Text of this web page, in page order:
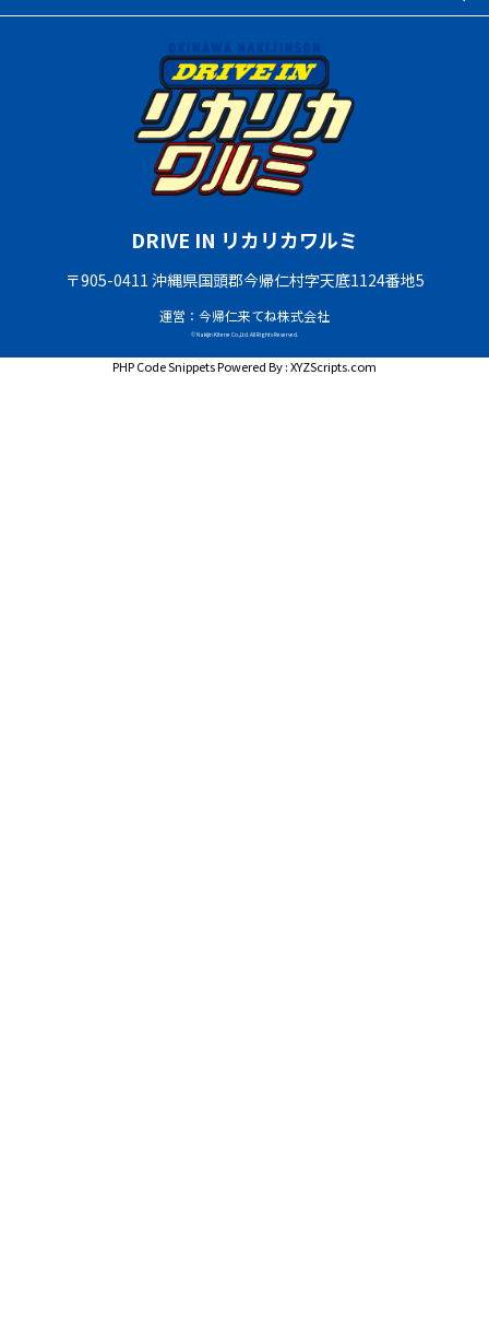
DRIVE IN リカリカワルミ
〒905-0411 沖縄県国頭郡今帰仁村字天底1124番地5
運営：今帰仁来てね株式会社
© Nakijin Kitene Co.,Ltd. All Rights Reserved.
PHP Code SnippetsPowered By :XYZScripts.com